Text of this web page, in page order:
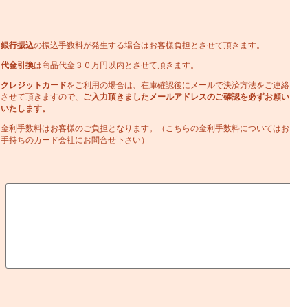
銀行振込の振込手数料が発生する場合はお客様負担とさせて頂きます。
代金引換は商品代金３０万円以内とさせて頂きます。
クレジットカードをご利用の場合は、在庫確認後にメールで決済方法をご連絡
させて頂きますので、 ご入力頂きましたメールアドレスのご確認を必ずお願い
いたします。
金利手数料はお客様のご負担となります。（こちらの金利手数料についてはお
手持ちのカード会社にお問合せ下さい）